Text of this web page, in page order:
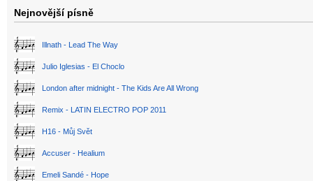
Nejnovější písně
Illnath - Lead The Way
Julio Iglesias - El Choclo
London after midnight - The Kids Are All Wrong
Remix - LATIN ELECTRO POP 2011
H16 - Můj Svět
Accuser - Healium
Emeli Sandé - Hope